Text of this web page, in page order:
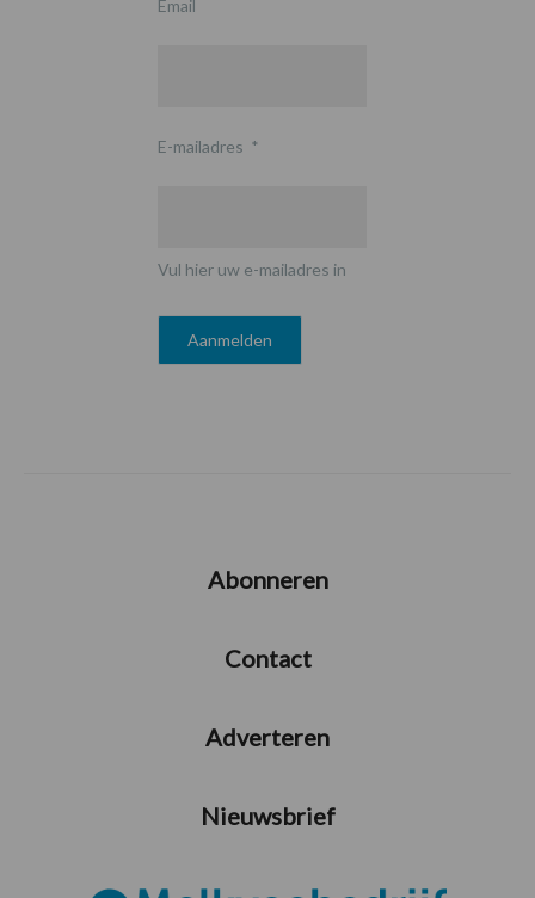
Email
E-mailadres *
Vul hier uw e-mailadres in
Abonneren
Contact
Adverteren
Nieuwsbrief